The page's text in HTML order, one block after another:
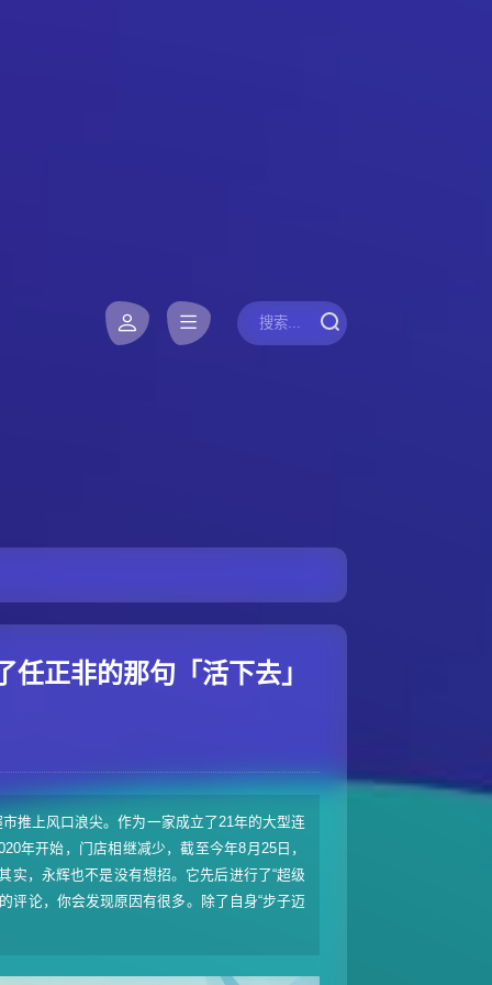
正非的那句「活下去」
推上风口浪尖。作为一家成立了21年的大型连
年开始，门店相继减少，截至今年8月25日，
实，永辉也不是没有想招。它先后进行了“超级
评论，你会发现原因有很多。除了自身“步子迈